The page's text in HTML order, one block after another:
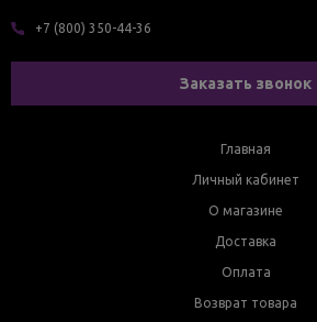
+7 (800) 350-44-36
Заказать звонок
Главная
Личный кабинет
О магазине
Доставка
Оплата
Возврат товара